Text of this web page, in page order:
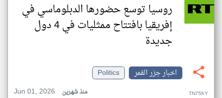
روسيا توسع حضورها الدبلوماسي في
إفريقيا بافتتاح ممثليات في 4 دول
جديدة
اخبار جزر القمر
Politics
Jun 01, 2026
منذ شهرين TN75KY